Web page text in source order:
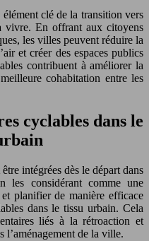
clé de la transition vers
vivre. En offrant aux citoyens
les villes peuvent réduire la
et créer des espaces publics
contribuent à améliorer la
cohabitation entre les
cyclables dans le
intégrées dès le départ dans
les considérant comme une
planifier de manière efficace
dans le tissu urbain. Cela
liés à la rétroaction et
l’aménagement de la ville.